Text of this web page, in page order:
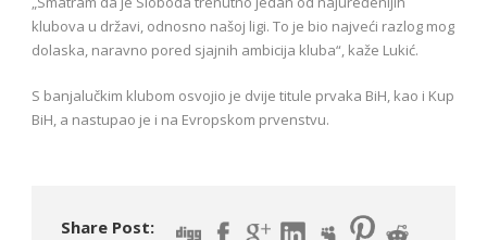
klubova u državi, odnosno našoj ligi. To je bio najveći razlog mog
dolaska, naravno pored sjajnih ambicija kluba“, kaže Lukić.
S banjalučkim klubom osvojio je dvije titule prvaka BiH, kao i Kup
BiH, a nastupao je i na Evropskom prvenstvu.
Share Post: